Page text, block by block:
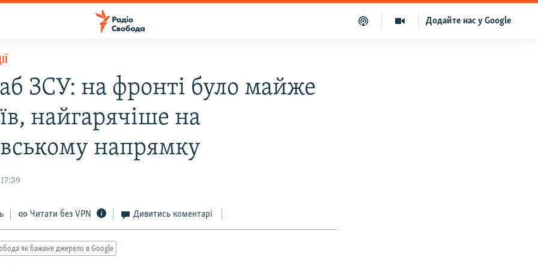
Додайте нас у Google
ЗСУ: на фронті було майже
найгарячіше на
напрямку
Читати без VPN Дивитись коментарі
як бажане джерело в Google